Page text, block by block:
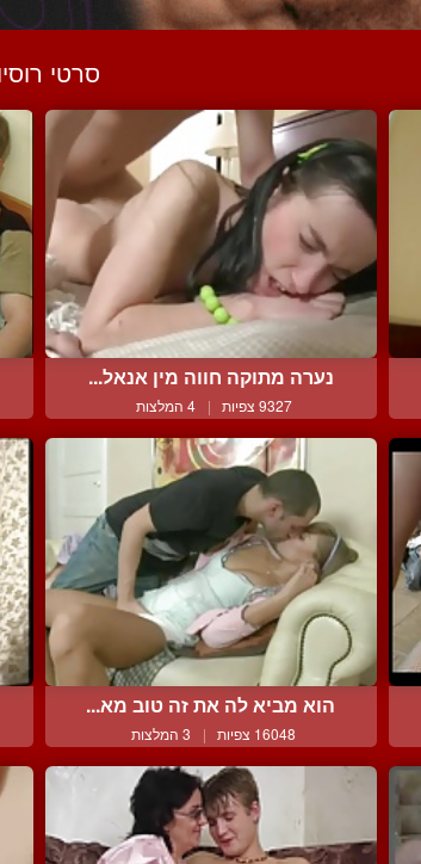
סרטי
נערה מתוקה חווה מין אנאל...
9327 צפיות | 4 המלצות
הוא מביא לה את זה טוב מא...
16048 צפיות | 3 המלצות